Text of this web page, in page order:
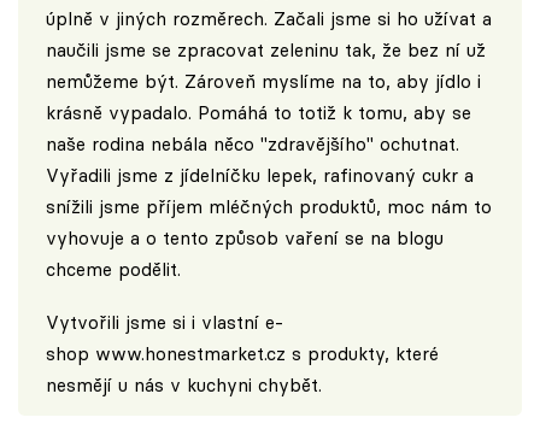
úplně v jiných rozměrech. Začali jsme si ho užívat a
naučili jsme se zpracovat zeleninu tak, že bez ní už
nemůžeme být. Zároveň myslíme na to, aby jídlo i
krásně vypadalo. Pomáhá to totiž k tomu, aby se
naše rodina nebála něco "zdravějšího" ochutnat.
Vyřadili jsme z jídelníčku lepek, rafinovaný cukr a
snížili jsme příjem mléčných produktů, moc nám to
vyhovuje a o tento způsob vaření se na blogu
chceme podělit.
Vytvořili jsme si i vlastní e-
shop www.honestmarket.cz s produkty, které
nesmějí u nás v kuchyni chybět.